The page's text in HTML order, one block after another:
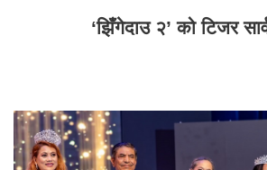
‘झिँगेदाउ २’ को टिजर